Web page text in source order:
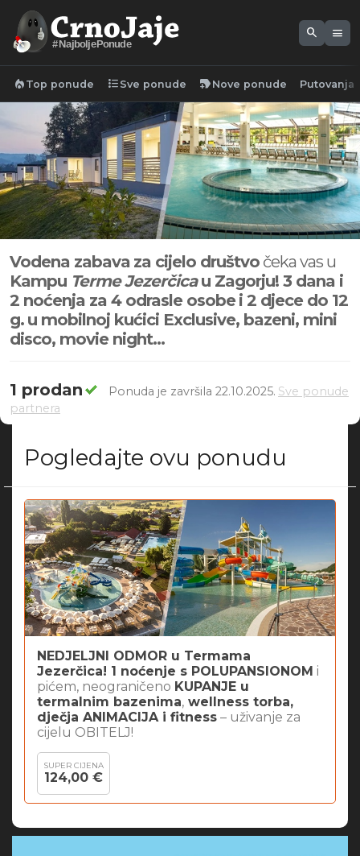
#NajboljePonude
search menu
local_fire_department Top ponude format_list_bulleted Sve ponude new_label Nove ponude Putovanja
Vodena zabava za cijelo društvo čeka vas u
Kampu Terme Jezerčicau Zagorju! 3 dana i
2 noćenja za 4 odrasle osobe i 2 djece do 12
g. u mobilnoj kućici Exclusive, bazeni, mini
disco, movie night...
1 prodan Ponuda je završila 22.10.2025. Sve ponude
partnera
Pogledajte ovu ponudu
NEDJELJNI ODMOR u Termama
Jezerčica! 1 noćenje s POLUPANSIONOM i
pićem, neograničeno KUPANJE u
termalnim bazenima, wellness torba,
dječja ANIMACIJA i fitness – uživanje za
cijelu OBITELJ!
SUPER CIJENA
124,00 €